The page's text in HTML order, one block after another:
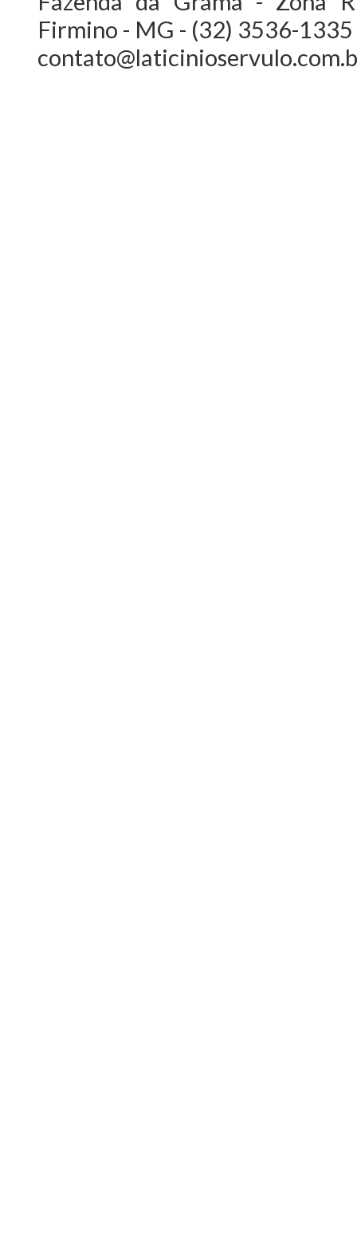
Firmino - MG - (32) 3536-1335